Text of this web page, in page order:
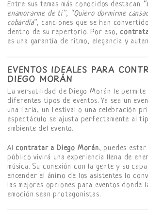
Entre sus temas más conocidos destacan
enamorarme de ti”, “Quiero dormirme
cobardía”, canciones que se han
dentro de su repertorio. Por eso,
es una garantía de ritmo, elegancia y
EVENTOS IDEALES PARA
DIEGO MORÁN
La versatilidad de Diego Morán le
diferentes tipos de eventos. Ya sea un
una feria, un festival o una celebración
espectáculo se ajusta perfectamente al
ambiente del evento.
Al contratar a Diego Morán, puedes
público vivirá una experiencia llena de
música. Su conexión con la gente y su
encender el ánimo de los asistentes lo
las mejores opciones para eventos donde
emoción sean protagonistas.